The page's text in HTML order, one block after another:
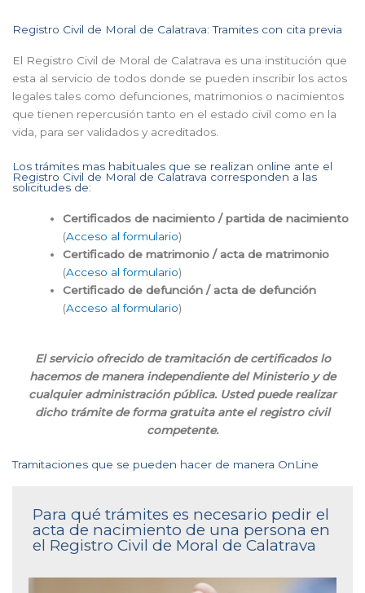
Registro Civil de Moral de Calatrava: Tramites con cita previa
El Registro Civil de Moral de Calatrava es una institución que
esta al servicio de todos donde se pueden inscribir los actos
legales tales como defunciones, matrimonios o nacimientos
que tienen repercusión tanto en el estado civil como en la
vida, para ser validados y acreditados.
Los trámites mas habituales que se realizan online ante el
Registro Civil de Moral de Calatrava corresponden a las
solicitudes de:
Certificados de nacimiento / partida de nacimiento
(Acceso al formulario)
Certificado de matrimonio / acta de matrimonio
(Acceso al formulario)
Certificado de defunción / acta de defunción
(Acceso al formulario)
El servicio ofrecido de tramitación de certificados lo
hacemos de manera independiente del Ministerio y de
cualquier administración pública. Usted puede realizar
dicho trámite de forma gratuita ante el registro civil
competente.
Tramitaciones que se pueden hacer de manera OnLine
Para qué trámites es necesario pedir el
acta de nacimiento de una persona en
el Registro Civil de Moral de Calatrava